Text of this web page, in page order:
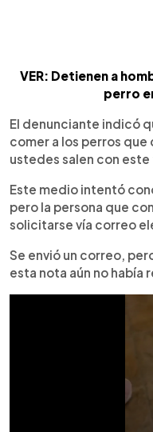
VER: Detienen a
perro
El denunciante indicó
comer a los perros que
ustedes salen con este
Este medio intentó
pero la persona que
solicitarse vía correo
Se envió un correo,
esta nota aún no había